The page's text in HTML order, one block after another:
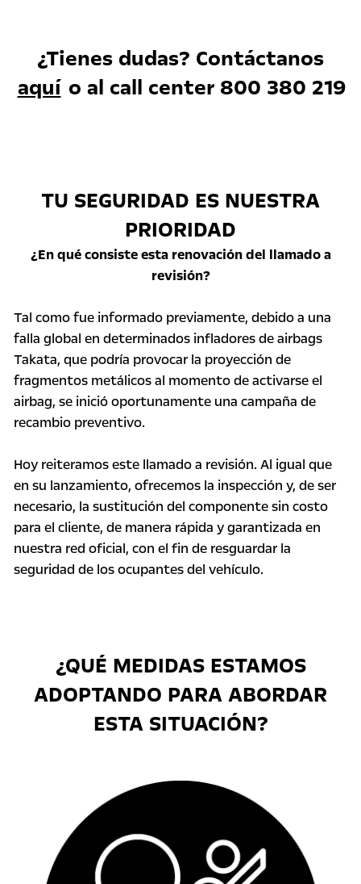
¿Tienes dudas? Contáctanos
aquí o al call center 800 380 219
TU SEGURIDAD ES NUESTRA
PRIORIDAD
¿En qué consiste esta renovación del llamado a
revisión?
Tal como fue informado previamente, debido a una
falla global en determinados infladores de airbags
Takata, que podría provocar la proyección de
fragmentos metálicos al momento de activarse el
airbag, se inició oportunamente una campaña de
recambio preventivo.
Hoy reiteramos este llamado a revisión. Al igual que
en su lanzamiento, ofrecemos la inspección y, de ser
necesario, la sustitución del componente sin costo
para el cliente, de manera rápida y garantizada en
nuestra red oficial, con el fin de resguardar la
seguridad de los ocupantes del vehículo.
¿QUÉ MEDIDAS ESTAMOS
ADOPTANDO PARA ABORDAR
ESTA SITUACIÓN?